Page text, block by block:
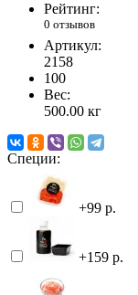
Рейтинг:
0 отзывов
Артикул:
2158
100
Вес:
500.00 кг
Специи:
+99 р.
+159 р.